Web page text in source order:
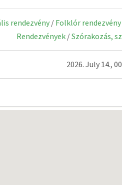
rendezvény / Folklór rendezvény
Rendezvények /Szórakozás,
2026. July 14.,